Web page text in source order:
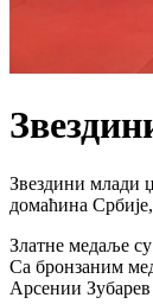
Звездини млади
домаћина
Златне медаље
Са бронзаним
Арсении